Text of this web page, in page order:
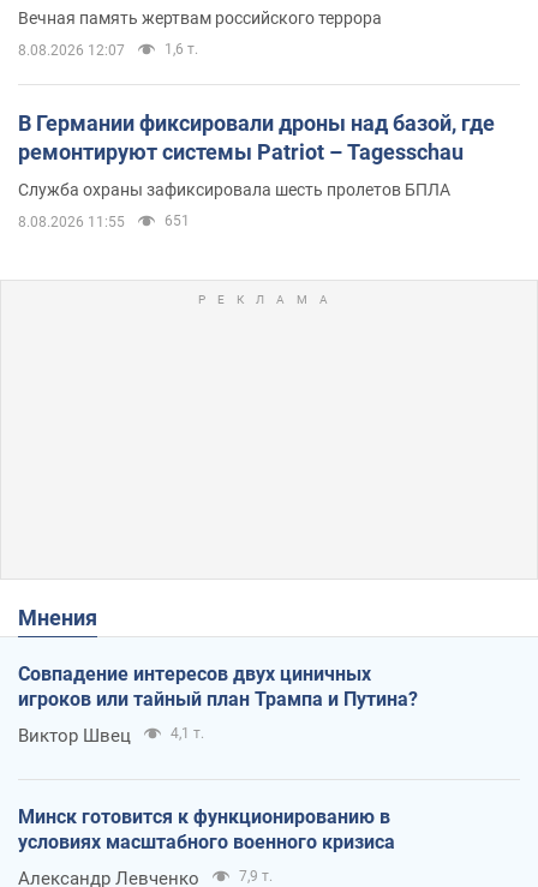
Вечная память жертвам российского террора
8.08.2026 12:07 1,6 т.
В Германии фиксировали дроны над базой, где
ремонтируют системы Patriot – Tagesschau
Служба охраны зафиксировала шесть пролетов БПЛА
8.08.2026 11:55 651
Мнения
Совпадение интересов двух циничных
игроков или тайный план Трампа и Путина?
Виктор Швец 4,1 т.
Минск готовится к функционированию в
условиях масштабного военного кризиса
Александр Левченко 7,9 т.